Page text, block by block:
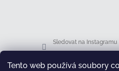
Tento web používá soubory
Sledovat na Instagramu